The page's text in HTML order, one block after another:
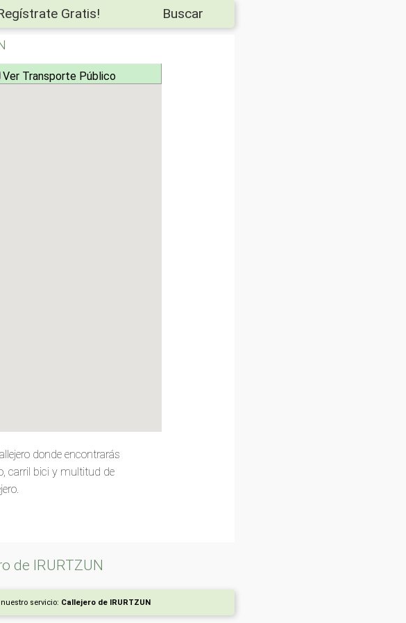
Gratis!
Buscar
Ver Transporte Público
donde encontrarás
carril bici y multitud de
de IRURTZUN
servicio: Callejero de IRURTZUN